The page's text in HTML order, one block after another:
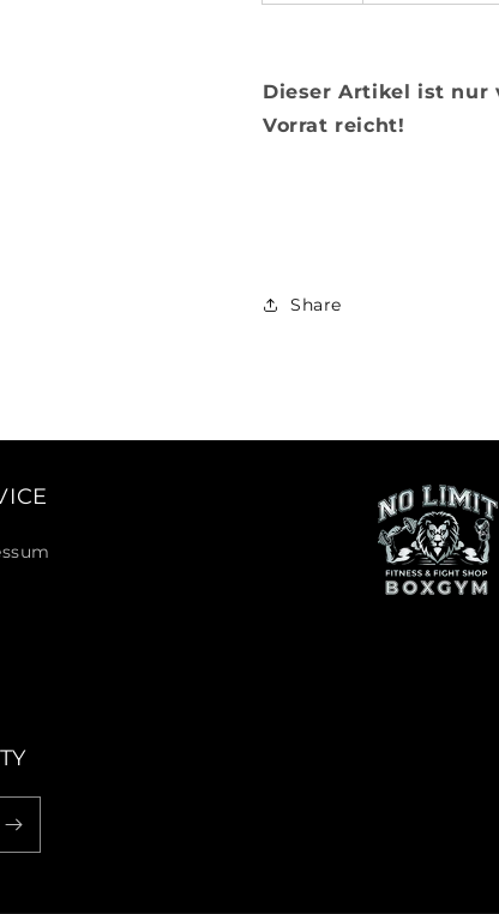
Dieser Artikel ist nur
Vorrat reicht!
Share